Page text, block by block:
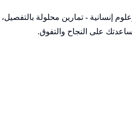
وعلوم إنسانية - تمارين محلولة
على النجاح والتفوق.